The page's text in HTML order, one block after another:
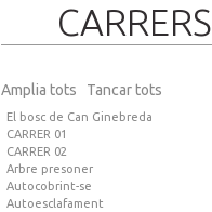
CARRERS
Amplia tots Tancar tots
El bosc de Can Ginebreda
CARRER 01
CARRER 02
Arbre presoner
Autocobrint-se
Autoesclafament